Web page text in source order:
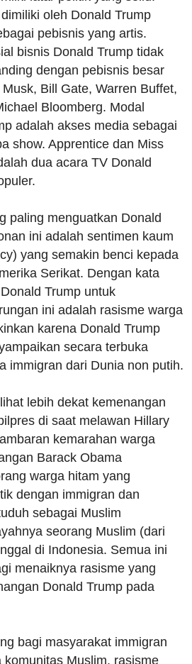
oleh Donald Trump
pebisnis yang artis.
bisnis Donald Trump tidak
dengan pebisnis besar
Bill Gate, Warren Buffet,
Bloomberg. Modal
adalah akses media sebagai
show. Apprentice dan Miss
dua acara TV Donald
paling menguatkan Donald
ini adalah sentimen kaum
yang semakin benci kepada
Serikat. Dengan kata
Trump untuk
ini adalah rasisme warga
karena Donald Trump
secara terbuka
immigran dari Dunia non putih.
lebih dekat kemenangan
di saat melawan Hillary
kemarahan warga
Barack Obama
warga hitam yang
dengan immigran dan
sebagai Muslim
seorang Muslim (dari
di Indonesia. Semua ini
menaiknya rasisme yang
Donald Trump pada
bagi masyarakat immigran
komunitas Muslim, rasisme